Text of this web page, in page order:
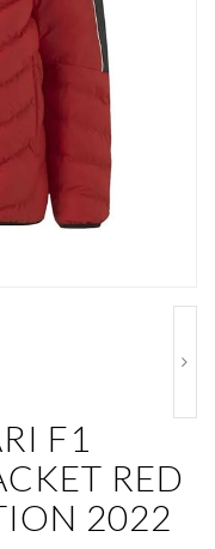
F1
RED
2022